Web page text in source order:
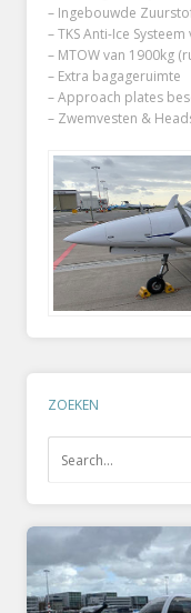
– Ingebouwde
– TKS Anti-Ice
– MTOW van 1900kg
– Extra bagageruimte
– Approach plates
– Zwemvesten &
ZOEKEN